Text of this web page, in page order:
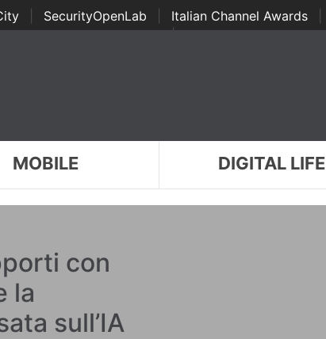
SecurityOpenLab Italian Channel Awards
Awards | ...
MOBILE DIGITAL LIFE
con
la
sull’IA